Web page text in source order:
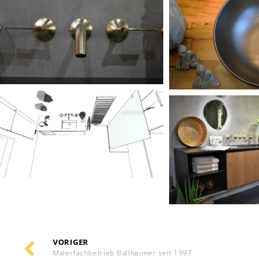
VORIGER
Malerfachbetrieb Ballheimer seit 1997